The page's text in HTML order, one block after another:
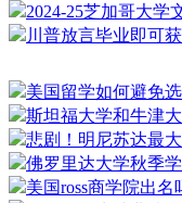
2024-25芝加哥大学
川普放言毕业即可
美国留学如何避免
斯坦福大学和牛津
悲剧！明尼苏达最
佛罗里达大学秋季
美国ross商学院出名